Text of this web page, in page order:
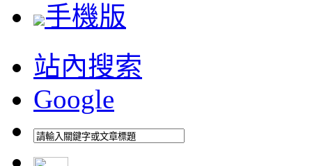
手機版
站內搜索
Google